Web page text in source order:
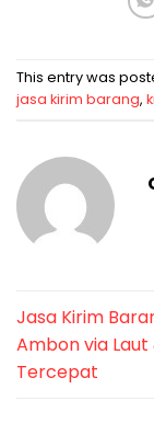
This entry was
jasa kirim barang,
Jasa Kirim
Ambon via Laut
Tercepat